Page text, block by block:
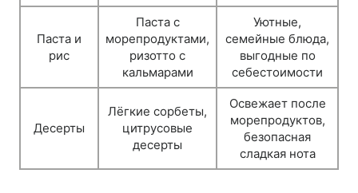
Паста и
рис
Паста с
морепродуктами,
ризотто с
кальмарами
Уютные,
семейные блюда,
выгодные по
себестоимости
Десерты
Лёгкие сорбеты,
цитрусовые
десерты
Освежает после
морепродуктов,
безопасная
сладкая нота